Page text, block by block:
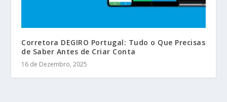
Corretora DEGIRO Portugal: Tudo o Que Precisas
de Saber Antes de Criar Conta
16 de Dezembro, 2025